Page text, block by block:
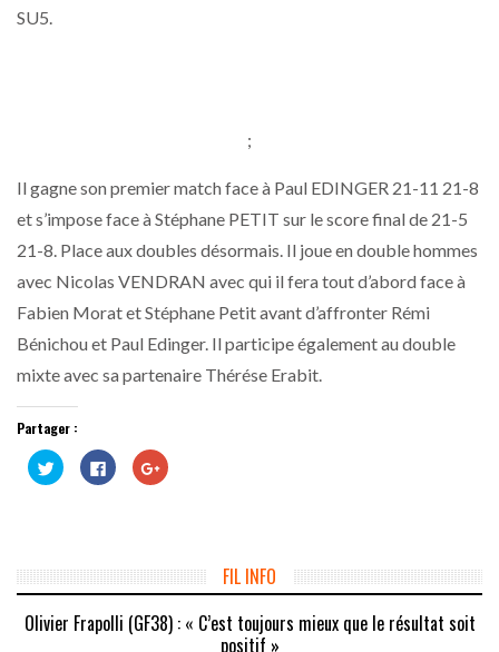
SU5.
;
Il gagne son premier match face à Paul EDINGER 21-11 21-8
et s’impose face à Stéphane PETIT sur le score final de 21-5
21-8. Place aux doubles désormais. Il joue en double hommes
avec Nicolas VENDRAN avec qui il fera tout d’abord face à
Fabien Morat et Stéphane Petit avant d’affronter Rémi
Bénichou et Paul Edinger. Il participe également au double
mixte avec sa partenaire Thérése Erabit.
Partager :
Cliquez
pour
partager
fenêtre)
Cliquez
pour
partager
fenêtre)
Cliquez
pour
nouvelle
fenêtre)
FIL INFO
Olivier Frapolli (GF38) : « C’est toujours mieux que le résultat soit
positif »